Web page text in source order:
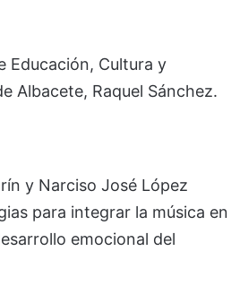
Educación, Cultura y
Albacete, Raquel Sánchez.
y Narciso José López
para integrar la música en
emocional del